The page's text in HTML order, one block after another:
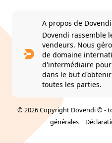
A propos de Dovendi
Dovendi rassemble
vendeurs. Nous
de domaine
d'intermédiaire pour
dans le but
toutes les parties.
© 2026 Copyright Dovendi © -
générales |